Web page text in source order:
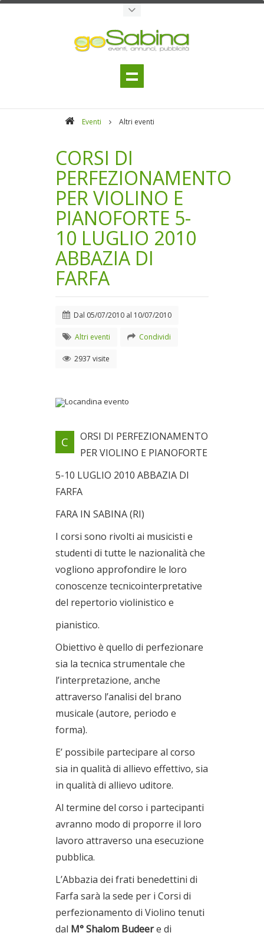
Eventi Altri eventi
CORSI DI
PERFEZIONAMENTO
PER VIOLINO E
PIANOFORTE 5-
10 LUGLIO 2010
ABBAZIA DI
FARFA
Dal 05/07/2010 al 10/07/2010
Altri eventi Condividi
2937 visite
Locandina evento
Dal 05/07/2010 al
10/07/2010
C
ORSI DI PERFEZIONAMENTO
PER VIOLINO E PIANOFORTE
5-10 LUGLIO 2010 ABBAZIA DI
FARFA
FARA IN SABINA (RI)
I corsi sono rivolti ai musicisti e
studenti di tutte le nazionalità che
vogliono approfondire le loro
conoscenze tecnicointerpretative
del repertorio violinistico e
pianistico.
Obiettivo è quello di perfezionare
sia la tecnica strumentale che
l’interpretazione, anche
attraverso l’analisi del brano
musicale (autore, periodo e
forma).
E’ possibile partecipare al corso
sia in qualità di allievo effettivo, sia
in qualità di allievo uditore.
Al termine del corso i partecipanti
avranno modo di proporre il loro
lavoro attraverso una esecuzione
pubblica.
L’Abbazia dei frati benedettini di
Farfa sarà la sede per i Corsi di
perfezionamento di Violino tenuti
dal M° Shalom Budeere di